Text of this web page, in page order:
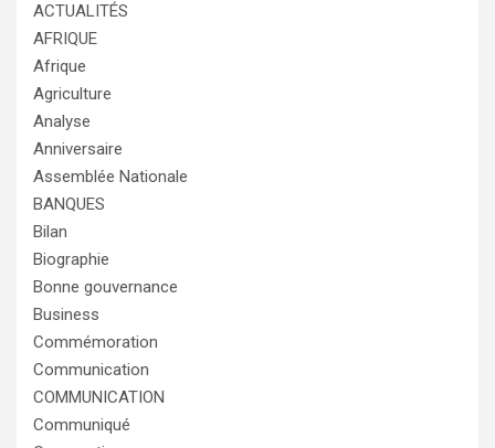
ACTUALITÉS
AFRIQUE
Afrique
Agriculture
Analyse
Anniversaire
Assemblée Nationale
BANQUES
Bilan
Biographie
Bonne gouvernance
Business
Commémoration
Communication
COMMUNICATION
Communiqué